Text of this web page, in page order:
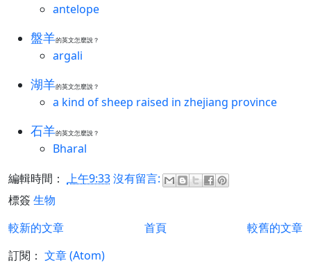
antelope
盤羊的英文怎麼說？
argali
湖羊的英文怎麼說？
a kind of sheep raised in zhejiang province
石羊的英文怎麼說？
Bharal
編輯時間： 上午9:33沒有留言:
標簽 生物
較新的文章
較舊的文章
首頁
訂閱： 文章 (Atom)